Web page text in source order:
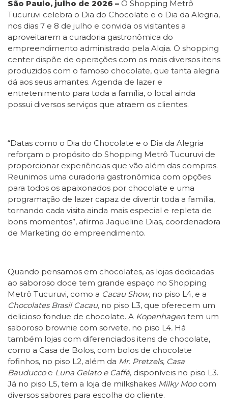
São Paulo, julho de 2026 – O Shopping Metrô
Tucuruvi celebra o Dia do Chocolate e o Dia da Alegria,
nos dias 7 e 8 de julho e convida os visitantes a
aproveitarem a curadoria gastronômica do
empreendimento administrado pela Alqia. O shopping
center dispõe de operações com os mais diversos itens
produzidos com o famoso chocolate, que tanta alegria
dá aos seus amantes. Agenda de lazer e
entretenimento para toda a família, o local ainda
possui diversos serviços que atraem os clientes.
“Datas como o Dia do Chocolate e o Dia da Alegria
reforçam o propósito do Shopping Metrô Tucuruvi de
proporcionar experiências que vão além das compras.
Reunimos uma curadoria gastronômica com opções
para todos os apaixonados por chocolate e uma
programação de lazer capaz de divertir toda a família,
tornando cada visita ainda mais especial e repleta de
bons momentos”, afirma Jaqueline Dias, coordenadora
de Marketing do empreendimento.
Quando pensamos em chocolates, as lojas dedicadas
ao saboroso doce tem grande espaço no Shopping
Metrô Tucuruvi, como a Cacau Show, no piso L4, e a
Chocolates Brasil Cacau, no piso L3, que oferecem um
delicioso fondue de chocolate. A Kopenhagen tem um
saboroso brownie com sorvete, no piso L4. Há
também lojas com diferenciados itens de chocolate,
como a Casa de Bolos, com bolos de chocolate
fofinhos, no piso L2, além da Mr. Pretzels, Casa
Bauduccoe Luna Gelato e Caffé, disponíveis no piso L3.
Já no piso L5, tem a loja de milkshakes Milky Moocom
diversos sabores para escolha do cliente.